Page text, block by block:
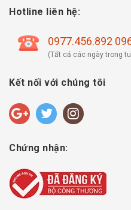
Hotline liên hệ:
0977.456.892
(Tất cả các ngày trong
Kết nối với chúng tôi
Chứng nhận: